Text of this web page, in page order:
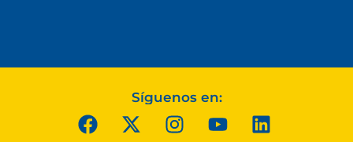
Síguenos en: